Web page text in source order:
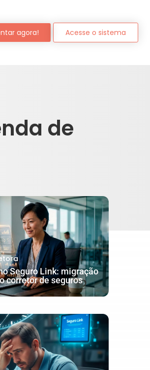
agora! Acesse o sistema
de
Seguro Link: migração
corretor de seguros